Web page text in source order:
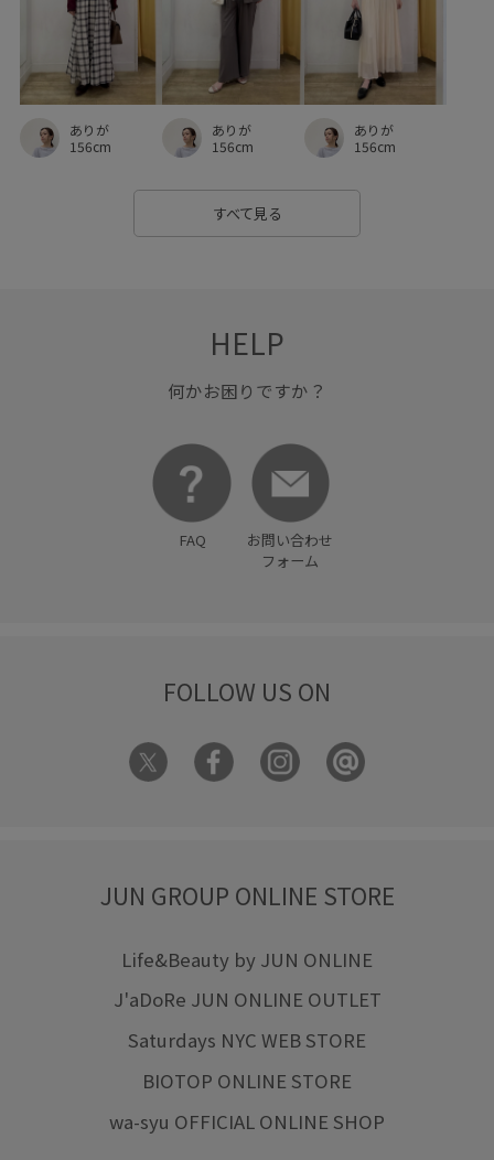
普段使いも出来る 機能素材 男女兼用
着回しやすい 程よい厚み 立体感 素肌に優しい
締め付けない 脚長効果 薄手 軽快 透け感
長財布
ありが
156cm
ありが
156cm
ありが
156cm
すべて見る
HELP
何かお困りですか？
FAQ
お問い合わせ
フォーム
FOLLOW US ON
JUN GROUP ONLINE STORE
Life&Beauty by JUN ONLINE
J'aDoRe JUN ONLINE OUTLET
Saturdays NYC WEB STORE
BIOTOP ONLINE STORE
wa-syu OFFICIAL ONLINE SHOP